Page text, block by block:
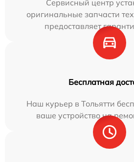
Сервисный центр
оригинальные запчасти
предоставляет
Бесплатная
Наш курьер в Тольятти
ваше устройство на